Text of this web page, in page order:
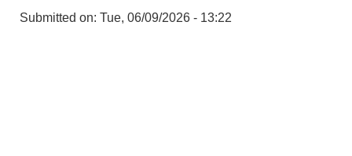
Submitted on: Tue, 06/09/2026 - 13:22